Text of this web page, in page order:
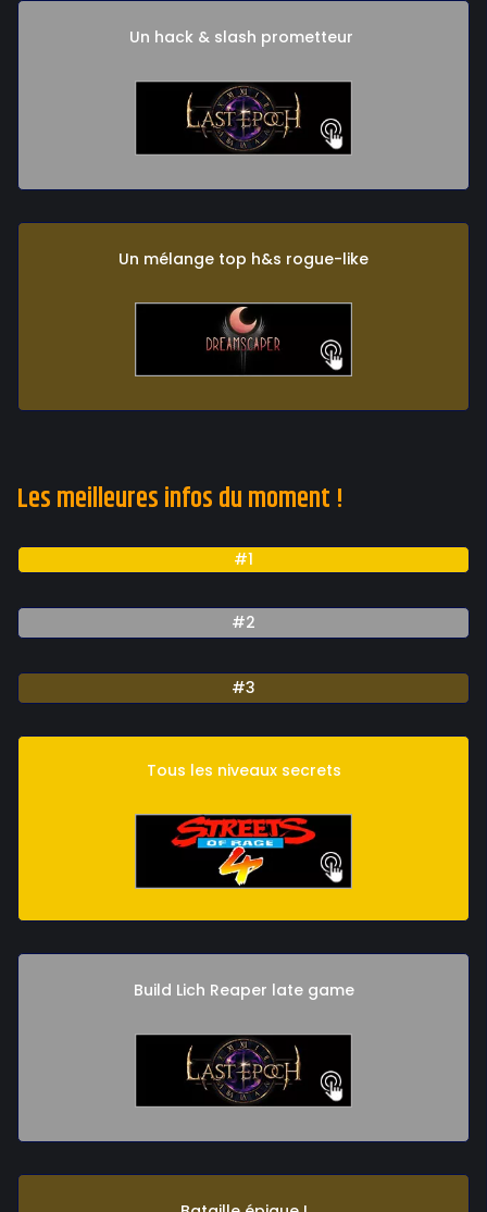
Un hack & slash prometteur
Un mélange top h&s rogue-like
Les meilleures infos du moment !
#1
#2
#3
Tous les niveaux secrets
Build Lich Reaper late game